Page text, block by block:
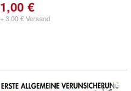
1,00 €
+ 3,00 € Versand